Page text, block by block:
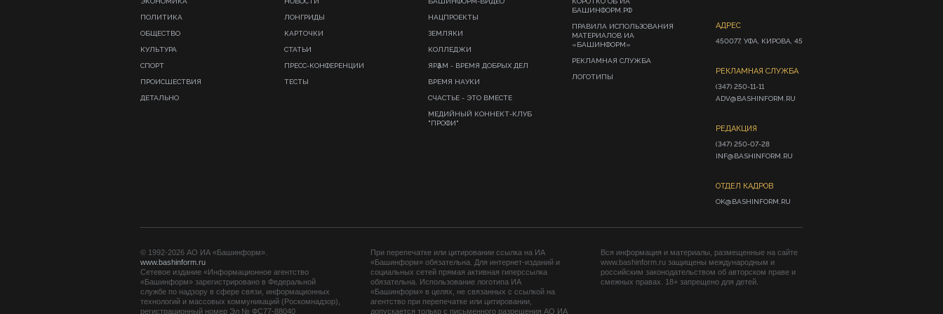
ПОЛИТИКА
ОБЩЕСТВО
КУЛЬТУРА
СПОРТ
ПРОИСШЕСТВИЯ
ДЕТАЛЬНО
ЛОНГРИДЫ
КАРТОЧКИ
СТАТЬИ
ПРЕСС-КОНФЕРЕНЦИИ
ТЕСТЫ
НАЦПРОЕКТЫ
ЗЕМЛЯКИ
КОЛЛЕДЖИ
ЯРҘАМ - ВРЕМЯ ДОБРЫХ ДЕЛ
ВРЕМЯ НАУКИ
СЧАСТЬЕ - ЭТО ВМЕСТЕ
МЕДИЙНЫЙ КОННЕКТ-КЛУБ
"ПРОФИ"
БАШИНФОРМ.РФ
ПРАВИЛА ИСПОЛЬЗОВАНИЯ
МАТЕРИАЛОВ ИА
«БАШИНФОРМ»
РЕКЛАМНАЯ СЛУЖБА
ЛОГОТИПЫ
АДРЕС
450077, УФА, КИРОВА, 45
РЕКЛАМНАЯ СЛУЖБА
(347) 250-11-11
ADV@BASHINFORM.RU
РЕДАКЦИЯ
(347) 250-07-28
INF@BASHINFORM.RU
ОТДЕЛ КАДРОВ
OK@BASHINFORM.RU
© 1992-2026 АО ИА «Башинформ».
www.bashinform.ru
Сетевое издание «Информационное агентство
«Башинформ» зарегистрировано в Федеральной
службе по надзору в сфере связи, информационных
технологий и массовых коммуникаций (Роскомнадзор),
регистрационный номер Эл № ФС77-88040
При перепечатке или цитировании ссылка на ИА
«Башинформ» обязательна. Для интернет-изданий и
социальных сетей прямая активная гиперссылка
обязательна. Использование логотипа ИА
«Башинформ» в целях, не связанных с ссылкой на
агентство при перепечатке или цитировании,
допускается только с письменного разрешения АО ИА
Вся информация и материалы, размещенные на сайте
www.bashinform.ru защищены международным и
российским законодательством об авторском праве и
смежных правах. 18+ запрещено для детей.